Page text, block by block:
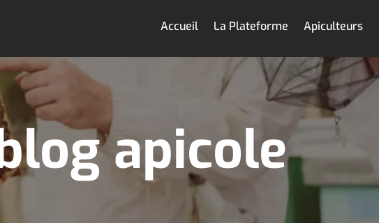
Accueil La Plateforme Apiculteurs
apicole